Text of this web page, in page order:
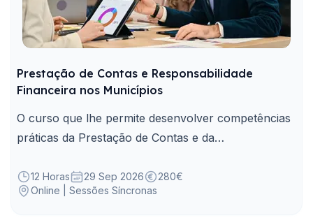
Prestação de Contas e Responsabilidade
Financeira nos Municípios
O curso que lhe permite desenvolver competências
práticas da Prestação de Contas e da
12 Horas 29 Sep 2026
280€
Online | Sessões Síncronas